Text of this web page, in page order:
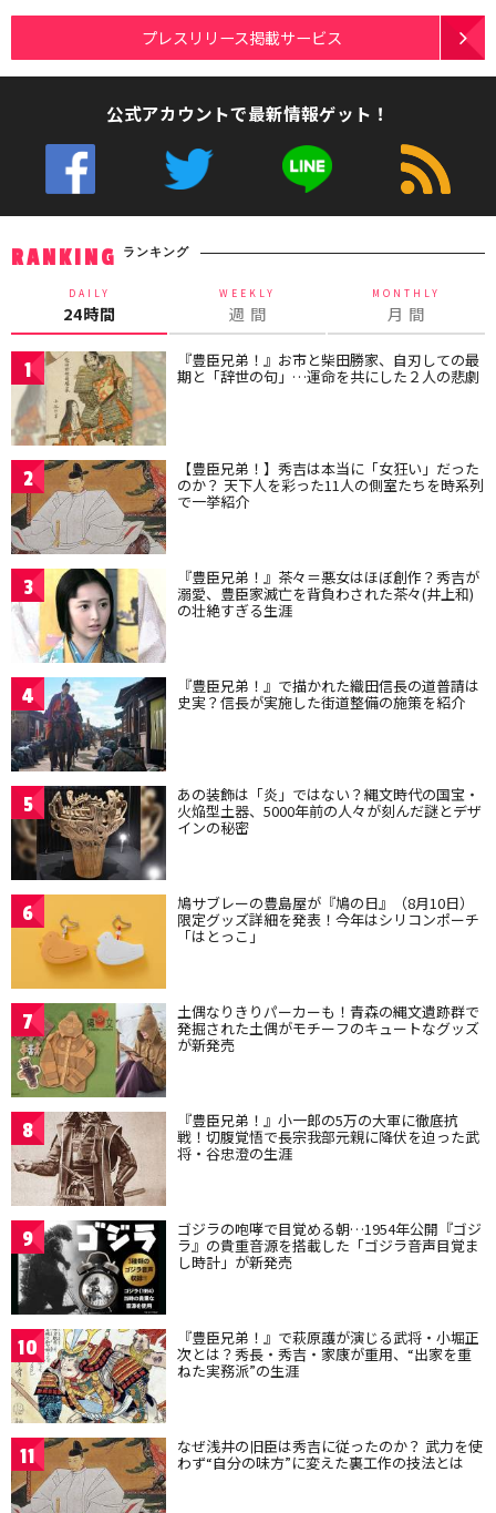
プレスリリース掲載サービス
公式アカウントで最新情報ゲット！
RANKING ランキング
DAILY
24時間
WEEKLY
週 間
MONTHLY
月 間
1 『豊臣兄弟！』お市と柴田勝家、自刃しての最
期と「辞世の句」…運命を共にした２人の悲劇
2 【豊臣兄弟！】秀吉は本当に「女狂い」だった
のか？ 天下人を彩った11人の側室たちを時系列
で一挙紹介
3 『豊臣兄弟！』茶々＝悪女はほぼ創作？秀吉が
溺愛、豊臣家滅亡を背負わされた茶々(井上和)
の壮絶すぎる生涯
4 『豊臣兄弟！』で描かれた織田信長の道普請は
史実？信長が実施した街道整備の施策を紹介
5 あの装飾は「炎」ではない？縄文時代の国宝・
火焔型土器、5000年前の人々が刻んだ謎とデザ
インの秘密
6 鳩サブレーの豊島屋が『鳩の日』（8月10日）
限定グッズ詳細を発表！今年はシリコンポーチ
「はとっこ」
7 土偶なりきりパーカーも！青森の縄文遺跡群で
発掘された土偶がモチーフのキュートなグッズ
が新発売
8 『豊臣兄弟！』小一郎の5万の大軍に徹底抗
戦！切腹覚悟で長宗我部元親に降伏を迫った武
将・谷忠澄の生涯
9 ゴジラの咆哮で目覚める朝…1954年公開『ゴジ
ラ』の貴重音源を搭載した「ゴジラ音声目覚ま
し時計」が新発売
10 『豊臣兄弟！』で萩原護が演じる武将・小堀正
次とは？秀長・秀吉・家康が重用、“出家を重
ねた実務派”の生涯
11 なぜ浅井の旧臣は秀吉に従ったのか？ 武力を使
わず“自分の味方”に変えた裏工作の技法とは